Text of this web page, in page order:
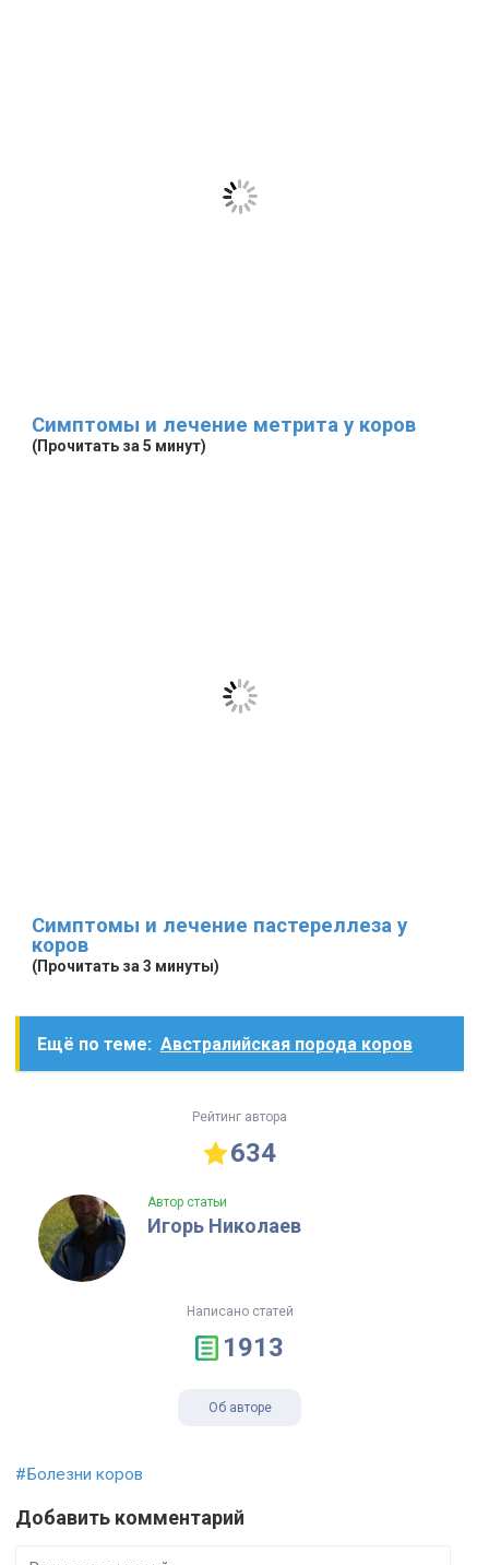
Симптомы и лечение метрита у коров
(Прочитать за 5 минут)
Симптомы и лечение пастереллеза у
коров
(Прочитать за 3 минуты)
Ещё по теме: Австралийская порода коров
Рейтинг автора
634
Автор статьи
Игорь Николаев
Написано статей
1913
Об авторе
#Болезни коров
Добавить комментарий